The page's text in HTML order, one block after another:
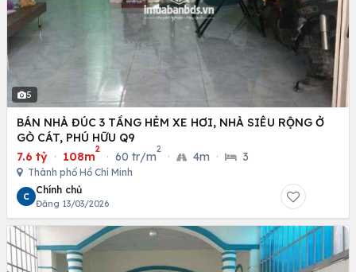
5
BÁN NHÀ ĐÚC 3 TẦNG HẺM XE HƠI, NHÀ SIÊU RỘNG Ở
GÒ CÁT, PHÚ HỮU Q9
7.6 tỷ · 108m
2
· 60 tr/m
2
· 4m · 3
Thành phố Hồ Chí Minh
C
Chính chủ
Đăng 13/03/2026